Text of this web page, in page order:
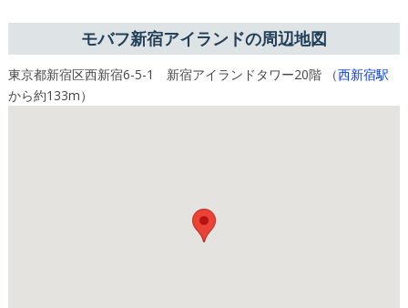
モバフ新宿アイランドの周辺地図
東京都新宿区西新宿6-5-1 新宿アイランドタワー20階 （西新宿駅
から約133m）